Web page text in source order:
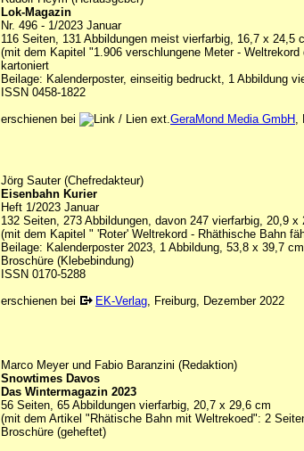
Lok-Magazin
Nr. 496 - 1/2023 Januar
116 Seiten, 131 Abbildungen meist vierfarbig, 16,7 x 24,5
(mit dem Kapitel "1.906 verschlungene Meter -
kartoniert
Beilage: Kalenderposter, einseitig bedruckt, 1 Abbildung
ISSN 0458-1822
erschienen bei
GeraMond Media GmbH,
Jörg Sauter (Chefredakteur)
Eisenbahn Kurier
Heft 1/2023 Januar
132 Seiten, 273 Abbildungen, davon 247 vierfarbig, 20,9 x
(mit dem Kapitel " 'Roter' Weltrekord - Rhäthische Bahn
Beilage: Kalenderposter 2023, 1 Abbildung, 53,8 x 39,7
Broschüre (Klebebindung)
ISSN 0170-5288
erschienen bei
EK-Verlag, Freiburg, Dezember 2022
Marco Meyer und Fabio Baranzini (Redaktion)
Snowtimes Davos
Das Wintermagazin 2023
56 Seiten, 65 Abbildungen vierfarbig, 20,7 x 29,6 cm
(mit dem Artikel "Rhätische Bahn mit Weltrekoed": 2
Broschüre (geheftet)